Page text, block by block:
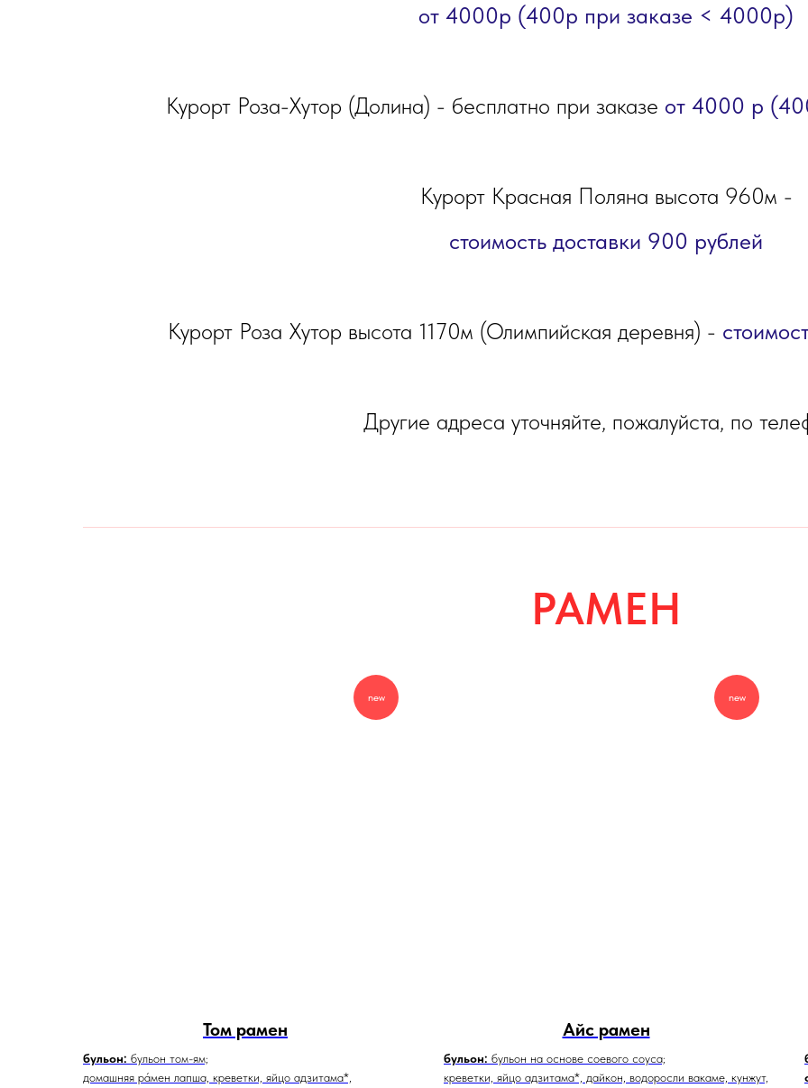
от 4000р (400р при заказе < 4000р)
Курорт Роза-Хутор (Долина) - бесплатно при заказе от 4000 р
Курорт Красная Поляна высота 960м -
стоимость доставки 900 рублей
Курорт Роза Хутор высота 1170м (Олимпийская деревня) -
Другие адреса уточняйте, пожалуйста, по
РАМЕН
new
Том рамен
бульон: бульон том-ям;
домашняя ра́мен лапша, креветки, яйцо адзитама*,
new
Айс рамен
бульон: бульон на основе соевого соуса;
креветки, яйцо адзитама*, дайкон, водоросли вакаме, кунжут,